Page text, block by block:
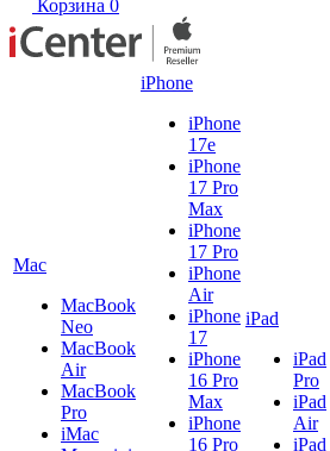
Корзина 0
Mac
MacBook
Neo
MacBook
Air
MacBook
Pro
iMac
iPhone
iPhone
17e
iPhone
17 Pro
Max
iPhone
17 Pro
iPhone
Air
iPhone
17
iPhone
16 Pro
Max
iPhone
16 Pro
iPad
iPad
Pro
iPad
Air
iPad